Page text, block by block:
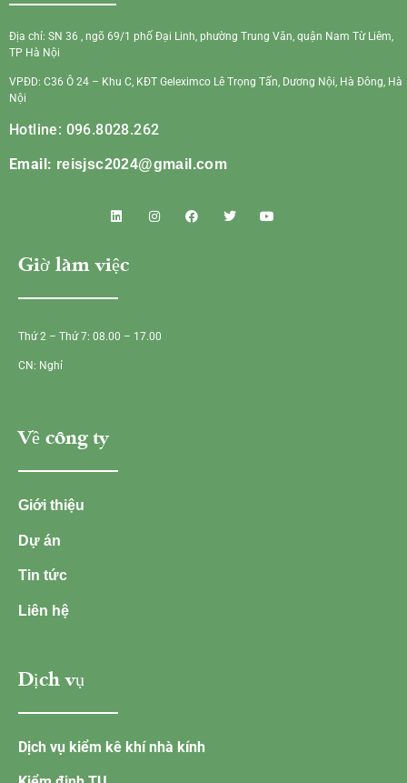
Địa chỉ: SN 36 , ngõ 69/1 phố Đại Linh, phường Trung Văn, quận Nam Từ Liêm,
TP Hà Nội
VPĐD: C36 Ô 24 – Khu C, KĐT Geleximco Lê Trọng Tấn, Dương Nội, Hà Đông, Hà
Nội
Hotline: 096.8028.262
Email: reisjsc2024@gmail.com
Giờ làm việc
Thứ 2 – Thứ 7: 08.00 – 17.00
CN: Nghỉ
Về công ty
Giới thiệu
Dự án
Tin tức
Liên hệ
Dịch vụ
Dịch vụ kiểm kê khí nhà kính